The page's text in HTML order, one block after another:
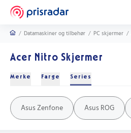
/ Datamaskiner og tilbehør / PC skjermer /
Acer Nitro Skjermer
Merke Farge Series
Samsung
Asus
Acer
LG
Aoc
Philips
Msi
Lenovo
Dell Svart
Sølv
Hvit
Grå
Blå
Rød
Asus Zenfone Asus ROG